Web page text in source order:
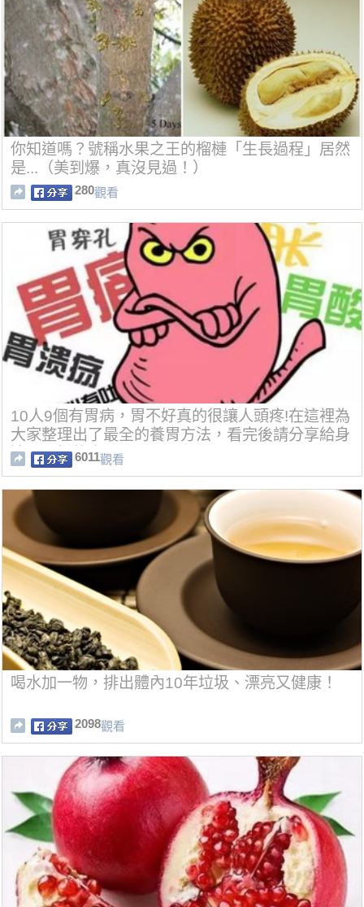
你知道嗎？號稱水果之王的榴槤「生長過程」居然
是...（美到爆，真沒見過！）
280觀看
10人9個有胃病，胃不好真的很讓人頭疼!在這裡為
大家整理出了最全的養胃方法，看完後請分享給身
邊胃不好的人！
6011觀看
喝水加一物，排出體內10年垃圾、漂亮又健康！
2098觀看